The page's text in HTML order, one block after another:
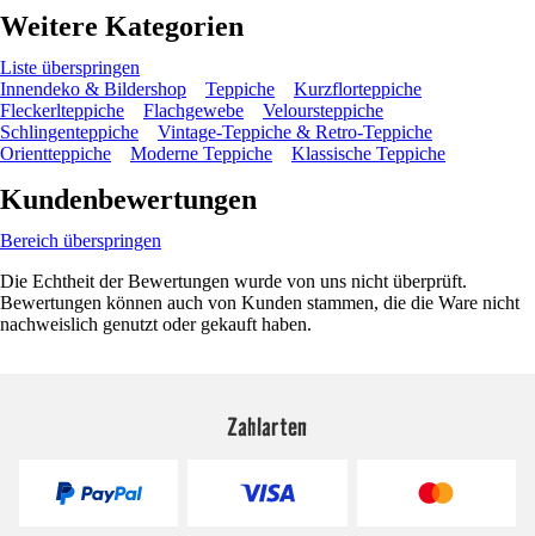
Weitere Kategorien
Liste überspringen
Innendeko & Bildershop
Teppiche
Kurzflorteppiche
Fleckerlteppiche
Flachgewebe
Veloursteppiche
Schlingenteppiche
Vintage-Teppiche & Retro-Teppiche
Orientteppiche
Moderne Teppiche Klassische Teppiche
Kundenbewertungen
Bereich überspringen
Die Echtheit der Bewertungen wurde von uns nicht überprüft.
Bewertungen können auch von Kunden stammen, die die Ware nicht
nachweislich genutzt oder gekauft haben.
Zahlarten